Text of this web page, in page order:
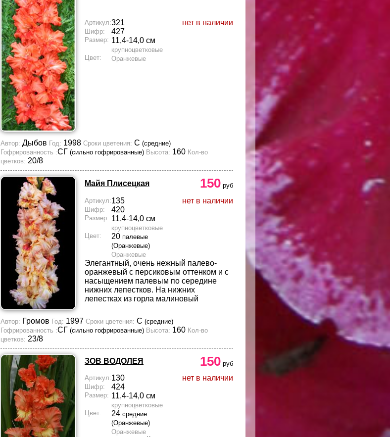
нет в наличии
Артикул:321
Шифр: 427
Размер: 11,4-14,0 см
крупноцветковые
Цвет:
Оранжевые
Автор: Дыбов Год: 1998 Сроки цветения: С (средние)
Гофрированность :СГ (сильно гофрированные) Высота: 160 Кол-во
цветков: 20/8
Майя Плисецкая 150 руб
нет в наличии
Артикул:135
Шифр: 420
Размер: 11,4-14,0 см
крупноцветковые
Цвет:
20 палевые
(Оранжевые)
Оранжевые
Элегантный, очень нежный палево-
оранжевый с персиковым оттенком и с
насыщением палевым по середине
нижних лепестков. На нижних
лепестках из горла малиновый
Автор: Громов Год: 1997 Сроки цветения: С (средние)
Гофрированность :СГ (сильно гофрированные) Высота: 160 Кол-во
цветков: 23/8
ЗОВ ВОДОЛЕЯ 150 руб
нет в наличии
Артикул:130
Шифр: 424
Размер: 11,4-14,0 см
крупноцветковые
Цвет:
24 средние
(Оранжевые)
Оранжевые